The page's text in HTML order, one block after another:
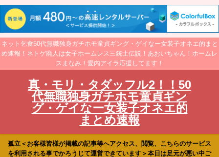
ネット乞食50代無職独身ガチホモ童貞ギング・ゲイなー女装子オネエ的まと
め速報！ネトゲ廃人は女子ホームレス三銃士伝説！あおいちゃん！ホームレ
スまなみ！愛内アイラ応援してます！
真・モリ・タダッフル2！！50
代無職独身ガチホモ童貞ギン
グ・ゲイなー女装子オネエ的
まとめ速報
孤立＜お客様皆様が掲載の記事等へアクセス、閲覧、こちらのサービス
を利用される事でかろうじて運営できています＞本日は足元が悪い中ご